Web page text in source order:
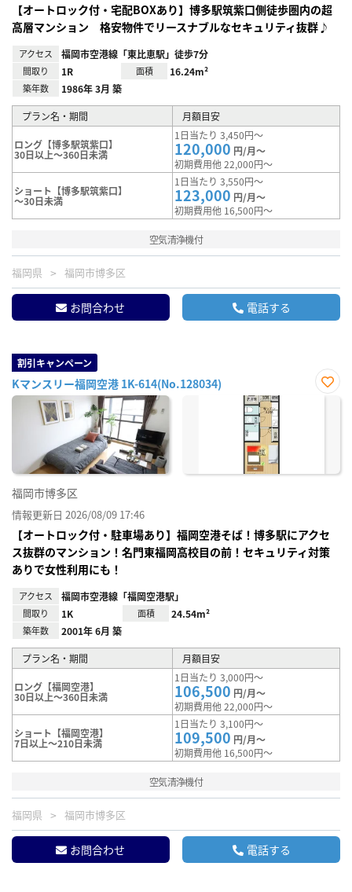
【オートロック付・宅配BOXあり】博多駅筑紫口側徒歩圏内の超
高層マンション 格安物件でリースナブルなセキュリティ抜群♪
アクセス 福岡市空港線「東比恵駅」徒歩7分
間取り 1R 面積 16.24m²
築年数 1986年 3月 築
プラン名・期間 月額目安
ロング【博多駅筑紫口】
30日以上～360日未満
1日当たり 3,450円～
120,000 円/月～
初期費用他 22,000円～
ショート【博多駅筑紫口】
～30日未満
1日当たり 3,550円～
123,000 円/月～
初期費用他 16,500円～
空気清浄機付
福岡県 福岡市博多区
お問合わせ 電話する
割引キャンペーン
Kマンスリー福岡空港 1K-614(No.128034)
お気
福岡市博多区
情報更新日 2026/08/09 17:46
【オートロック付・駐車場あり】福岡空港そば！博多駅にアクセ
ス抜群のマンション！名門東福岡高校目の前！セキュリティ対策
ありで女性利用にも！
アクセス 福岡市空港線「福岡空港駅」
間取り 1K 面積 24.54m²
築年数 2001年 6月 築
プラン名・期間 月額目安
ロング【福岡空港】
30日以上～360日未満
1日当たり 3,000円～
106,500 円/月～
初期費用他 22,000円～
ショート【福岡空港】
7日以上～210日未満
1日当たり 3,100円～
109,500 円/月～
初期費用他 16,500円～
空気清浄機付
福岡県 福岡市博多区
お問合わせ 電話する